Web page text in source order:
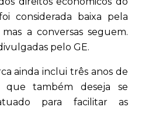
considerada baixa pela
a conversas seguem.
pelo GE.
ainda inclui três anos de
que também deseja se
para facilitar as